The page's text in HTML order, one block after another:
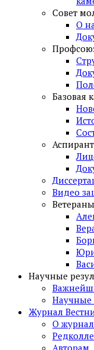
Совет
О
Базовая
Видео
Ветераны
Научные
Научные
Журнал
О
Авторам